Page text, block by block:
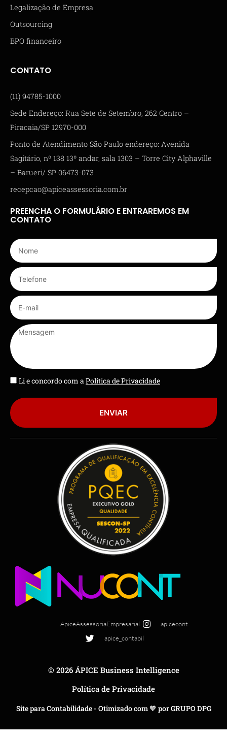
Legalização de Empresa
Outsourcing
BPO financeiro
CONTATO
(11) 94785-1000
Sede Endereço: Rua Sete de Setembro, 262 Centro –
Piracaia/SP 12970-000
Ponto de Atendimento São Paulo endereço: Avenida
Sagitário, nº 138 13º andar, sala 1303 – Torre City Alphaville
– Barueri/ SP 06473-073
recepcao@apiceassessoria.com.br
PREENCHA O FORMULÁRIO E ENTRAREMOS EM
CONTATO
Li e concordo com aPolítica de Privacidade
ENVIAR
ApiceAssessoriaEmpresarial
apicecont
apice_contabil
© 2026 ÁPICE Business Intelligence
Política de Privacidade
Site para Contabilidade - Otimizado com 🧡 por GRUPO DPG